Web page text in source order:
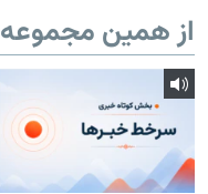
از همین مجموعه